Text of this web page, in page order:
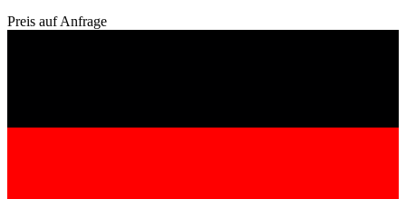
Preis auf Anfrage